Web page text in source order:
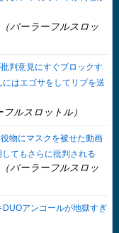
パーラーフルスロッ
判意見にすぐブロックす
はエゴサをしてリプを送
ルスロットル）
物にマスクを被せた動画
てもさらに批判される
パーラーフルスロッ
アンコールが地獄すぎ